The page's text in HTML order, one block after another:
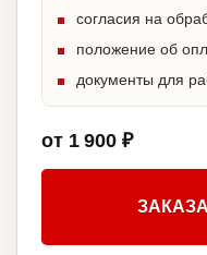
согласия на
положение об
документы для
от 1 900 ₽